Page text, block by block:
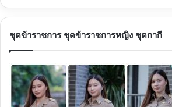
ชุดข้าราชการ ชุดข้าราชการหญิง ชุดกากี